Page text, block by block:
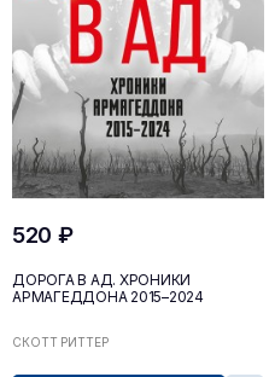
520 ₽
ДОРОГА В АД. ХРОНИКИ
АРМАГЕДДОНА 2015–2024
СКОТТ РИТТЕР